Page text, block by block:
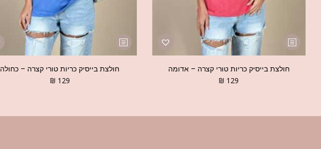
חולצת בייסיק כריות טורי קצרה – אדומה
₪ 129
חולצת בייסיק כריות טורי קצרה – כחולה
₪ 129